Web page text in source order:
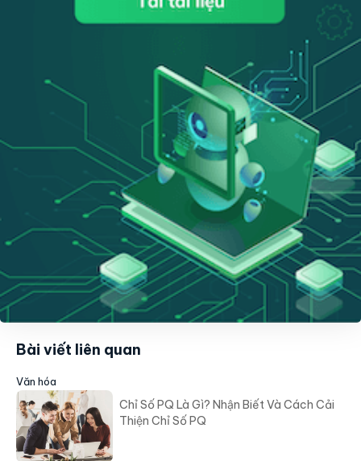
Bài viết liên quan
Văn hóa
Chỉ Số PQ Là Gì? Nhận Biết Và Cách Cải
Thiện Chỉ Số PQ